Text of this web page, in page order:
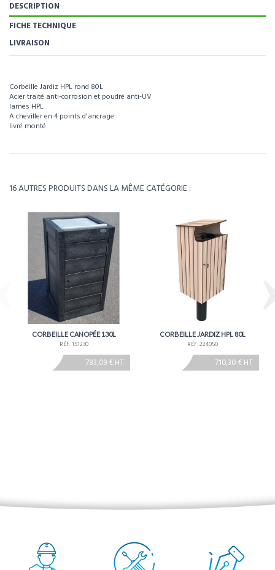
DESCRIPTION
FICHE TECHNIQUE
LIVRAISON
Corbeille Jardiz HPL rond 80L
Acier traité anti-corrosion et poudré anti-UV
lames HPL
A cheviller en 4 points d'ancrage
livré monté
Environ 4 à 5 semaines - À confirmer lors de la
16 AUTRES PRODUITS DANS LA MÊME CATÉGORIE :
CORBEILLE CANOPÉE 130L
RÉF. 151230
783,09 € HT
CORBEILLE JARDIZ HPL 80L
RÉF. 224050
710,30 € HT